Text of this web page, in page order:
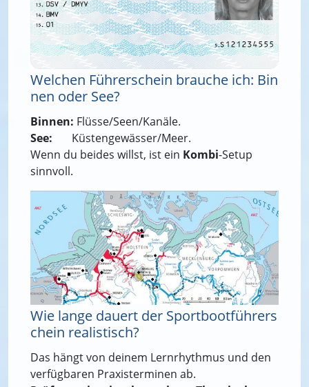
Welchen Führerschein brauche ich: Bin
nen oder See?
Binnen: Flüsse/Seen/Kanäle.
See: Küstengewässer/Meer.
Wenn du beides willst, ist ein Kombi-Setup
sinnvoll.
Wie lange dauert der Sportbootführers
chein realistisch?
Das hängt von deinem Lernrhythmus und den
verfügbaren Praxisterminen ab.